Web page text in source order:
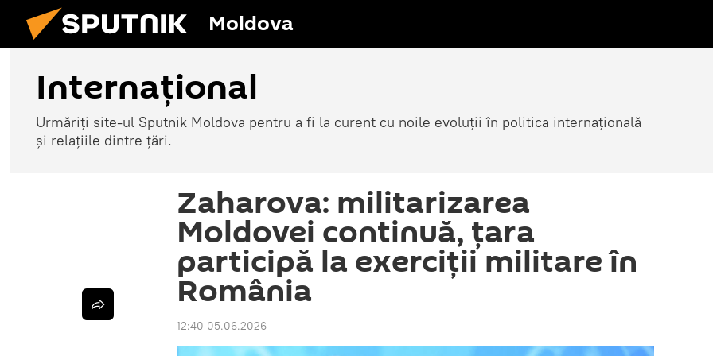
Moldova
Internațional
Urmăriți site-ul Sputnik Moldova pentru a fi la curent cu noile evoluții în politica internațională
și relațiile dintre țări.
Zaharova: militarizarea
Moldovei continuă, țara
participă la exerciții militare în
România
12:40 05.06.2026